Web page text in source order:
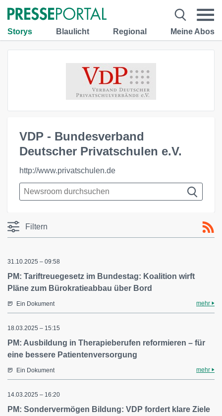
Storys Blaulicht Regional Meine Abos
VDP - Bundesverband
Deutscher Privatschulen e.V.
http://www.privatschulen.de
Filtern
31.10.2025 – 09:58
PM: Tariftreuegesetz im Bundestag: Koalition wirft
Pläne zum Bürokratieabbau über Bord
Ein Dokument mehr
18.03.2025 – 15:15
PM: Ausbildung in Therapieberufen reformieren – für
eine bessere Patientenversorgung
Ein Dokument mehr
14.03.2025 – 16:20
PM: Sondervermögen Bildung: VDP fordert klare Ziele